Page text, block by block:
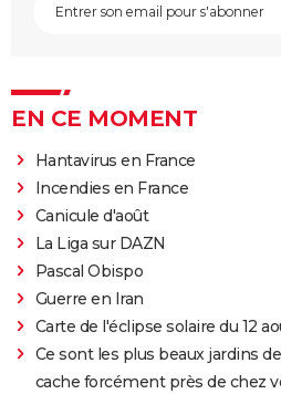
EN CE MOMENT
Hantavirus en France
Incendies en France
Canicule d'août
La Liga sur DAZN
Pascal Obispo
Guerre en Iran
Carte de l'éclipse solaire du 12
Ce sont les plus beaux jardins
cache forcément près de chez